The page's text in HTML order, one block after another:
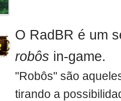
O RadBR é um
robôs in-game.
"Robôs" são
tirando a